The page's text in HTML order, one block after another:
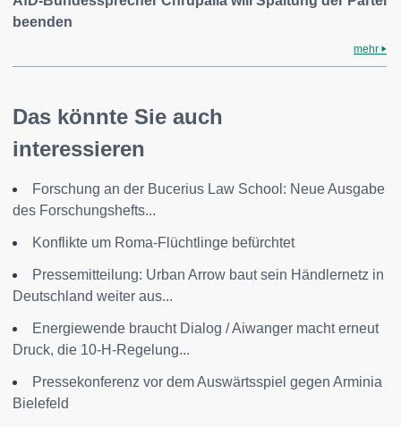
beenden
mehr
Das könnte Sie auch
interessieren
Forschung an der Bucerius Law School: Neue Ausgabe
des Forschungshefts...
Konflikte um Roma-Flüchtlinge befürchtet
Pressemitteilung: Urban Arrow baut sein Händlernetz in
Deutschland weiter aus...
Energiewende braucht Dialog / Aiwanger macht erneut
Druck, die 10-H-Regelung...
Pressekonferenz vor dem Auswärtsspiel gegen Arminia
Bielefeld